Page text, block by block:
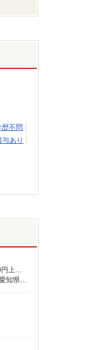
歴不問
あり
月給234,000円〜239,000円（地域・資格による） ★介護福祉士の方は月給20,000円加算（資格手当） 別途交通費支給（30,000円上限／月） 別途残業手当（月平均残業時間15時間）残業代全額支給
■愛知県 【在宅介護センター小牧】愛知県小牧市大字岩崎字堤下635番地1 シャンポール岩崎1階西 【在宅介護センター一宮】愛知県一宮市新生二丁目17番7 ■岐阜県 【在宅介護センター岐阜北】岐阜県岐阜市白菊町四丁目47番地1 白菊町4丁目矢島店舗事務所 【在宅介護センター中津川】岐阜県中津川市中津川1296番地1 【在宅介護センター郡上】岐阜県郡上市大和町徳永668番地2 ■三重県 【在宅介護センター松阪】三重県松阪市中央町39番地10